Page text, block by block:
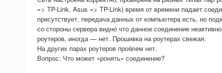
=> TP-Link, Asus => TP-Link) время от времени падает
присутствует, передача данных от компьютера есть, но
со стороны сервера видно что данное соединение
роутеров, иногда — нет. Прошивка на роутерах свежая.
На других парах роутеров проблем нет.
Вопрос: Что может «ронять» соединение?